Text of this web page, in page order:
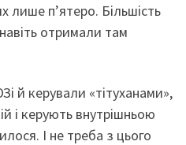
лише п’ятеро. Більшість
отримали там
й керували «тітуханами»,
і керують внутрішньою
І не треба з цього